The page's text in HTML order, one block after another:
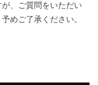
、ご質問をいただい
めご了承ください。